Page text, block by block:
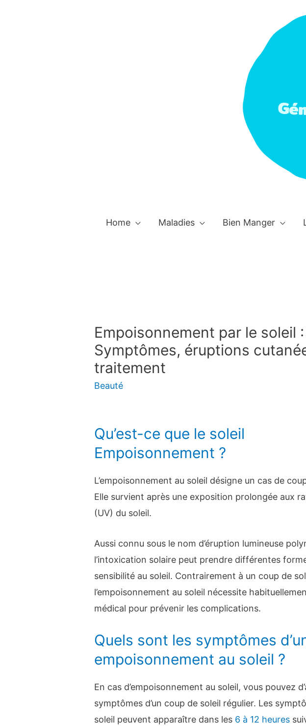
Home Maladies Bien Manger
Empoisonnement par le soleil :
Symptômes, éruptions
traitement
Beauté
Qu’est-ce que le soleil
Empoisonnement ?
L’empoisonnement au soleil désigne un cas de
Elle survient après une exposition prolongée aux
(UV) du soleil.
Aussi connu sous le nom d’éruption lumineuse
l’intoxication solaire peut prendre différentes
sensibilité au soleil. Contrairement à un coup de
l’empoisonnement au soleil nécessite
médical pour prévenir les complications.
Quels sont les symptômes
empoisonnement au soleil ?
En cas d’empoisonnement au soleil, vous pouvez
symptômes d’un coup de soleil régulier. Les
soleil peuvent apparaître dans les 6 à 12 heures